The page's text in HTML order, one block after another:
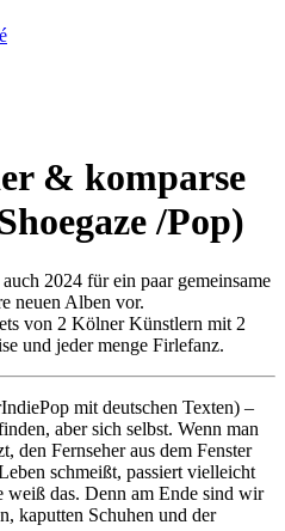
& komparse
/Pop)
2024 für ein paar gemeinsame
neuen Alben vor.
von 2 Kölner Künstlern mit 2
und jeder menge Firlefanz.
mit deutschen Texten) –
aber sich selbst. Wenn man
den Fernseher aus dem Fenster
schmeißt, passiert vielleicht
weiß das. Denn am Ende sind wir
kaputten Schuhen und der